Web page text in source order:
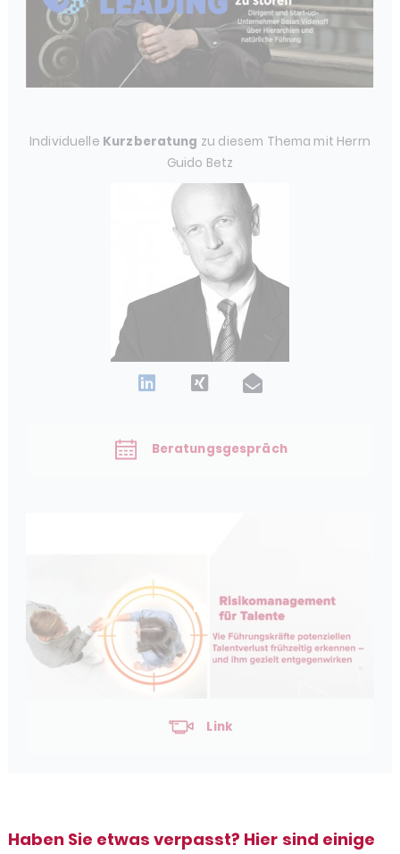
Individuelle Kurzberatung zu diesem Thema mit Herrn
Guido Betz
Beratungsgespräch
Link
Haben Sie etwas verpasst? Hier sind einige